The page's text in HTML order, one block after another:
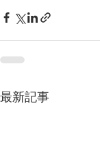
最新記事